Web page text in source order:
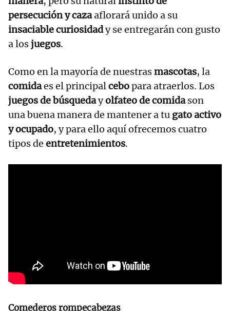
persecución y cazaaflorará unido a su
insaciable curiosidady se entregarán con gusto
a losjuegos.
Como en la mayoría de nuestrasmascotas, la
comidaes el principalcebopara atraerlos. Los
juegos de búsquedayolfateo de comidason
una buena manera de mantener a tu gato activo
y ocupado, y para ello aquí ofrecemos cuatro
tipos de entretenimientos.
Comederos rompecabezas